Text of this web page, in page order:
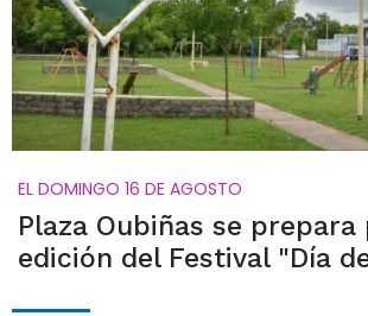
EL DOMINGO 16 DE AGOSTO
Plaza Oubiñas se prepara
edición del Festival "Día